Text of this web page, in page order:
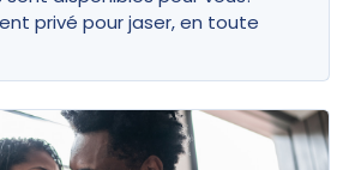
privé pour jaser, en toute